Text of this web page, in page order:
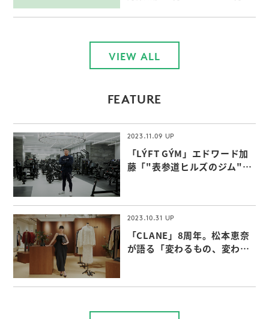
VIEW ALL
FEATURE
2023.11.09
「LÝFT GÝM」エドワード加
藤「"表参道ヒルズのジム"な
2023.10.31
「CLANE」8周年。松本恵奈
が語る「変わるもの、変わら